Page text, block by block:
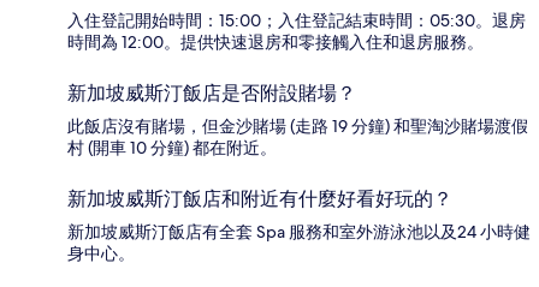
入住登記開始時間：15:00；入住登記結束時間：05:30。退房
時間為 12:00。提供快速退房和零接觸入住和退房服務。
新加坡威斯汀飯店是否附設賭場？
此飯店沒有賭場，但金沙賭場 (走路 19 分鐘) 和聖淘沙賭場渡假
村 (開車 10 分鐘) 都在附近。
新加坡威斯汀飯店和附近有什麼好看好玩的？
新加坡威斯汀飯店有全套 Spa 服務和室外游泳池以及24 小時健
身中心。